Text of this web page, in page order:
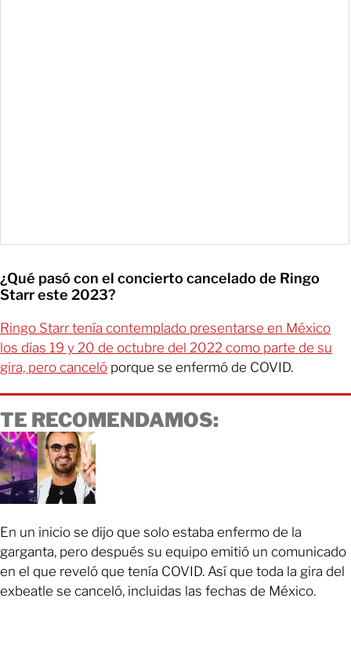
¿Qué pasó con el concierto cancelado de Ringo
Starr este 2023?
Ringo Starr tenía contemplado presentarse en México
los días 19 y 20 de octubre del 2022 como parte de su
gira, pero canceló porque se enfermó de COVID.
TE RECOMENDAMOS:
En un inicio se dijo que solo estaba enfermo de la
garganta, pero después su equipo emitió un comunicado
en el que reveló que tenía COVID. Así que toda la gira del
exbeatle se canceló, incluidas las fechas de México.